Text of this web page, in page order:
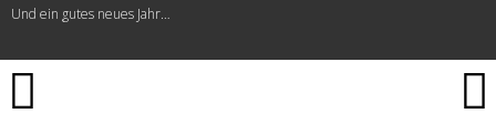
Und ein gutes neues Jahr…